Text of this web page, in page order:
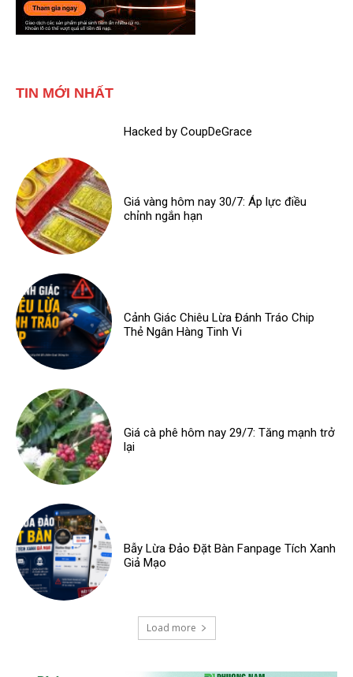
TIN MỚI NHẤT
Hacked by CoupDeGrace
Giá vàng hôm nay 30/7: Áp lực điều
chỉnh ngắn hạn
Cảnh Giác Chiêu Lừa Đánh Tráo Chip
Thẻ Ngân Hàng Tinh Vi
Giá cà phê hôm nay 29/7: Tăng mạnh trở
lại
Bẫy Lừa Đảo Đặt Bàn Fanpage Tích Xanh
Giả Mạo
Load more